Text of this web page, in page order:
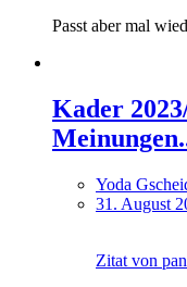
Passt aber mal
Kader
Yoda
31. August
Zitat von